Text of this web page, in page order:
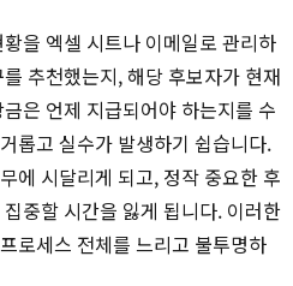
을 엑셀 시트나 이메일로 관리하
추천했는지, 해당 후보자가 현재
은 언제 지급되어야 하는지를 수
롭고 실수가 발생하기 쉽습니다.
에 시달리게 되고, 정작 중요한 후
중할 시간을 잃게 됩니다. 이러한
프로세스 전체를 느리고 불투명하